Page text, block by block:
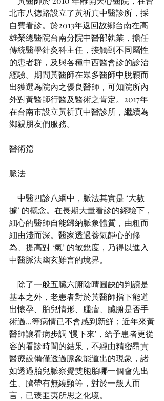
北市八德路設立了黃祈真中醫診所，採
自費看診。於2013年返回故鄉台南在高
雄榮總醫院台南分院中醫部執業，擔任
傳統醫學針灸科主任，接觸到不同屬性
的患者群，及與各種中西醫會診的診治
經驗。期間黃醫師在眾多醫師中脫穎而
出獲選為院內之優良醫師，可知院所內
外對黃醫師行醫及醫術之肯定。2017年
在台南市設立黃祈真中醫診所，繼續為
鄉親朋友們服務。
醫術篇
脈法
據’ 的概念。在長期大量看診的經驗下，
細心的醫師自能歸納脈象體質，由粗而
細由淺而深。醫家透過養氣靜心的修
為、提高對 ‘氣’ 的敏銳度，乃得以進入
中醫脈法幽玄難言的境界。
基本之外，老患者對於黃醫師指下能道
出懷孕、胎兒情形、腫瘤、臟腑是否手
術過...等病情已不會感到新鮮；近年來黃
醫師讓看病步調 '慢下來'，給予患者更從
容的看診時間的結果，不經由精密昂貴
醫療設備僅透過脈象能道出的現象，諸
如透過胎兒脈察覺雙胞胎哪一個會先出
生、臍帶有無繞頸等，對於一般人而
言，已臻匪夷所思之化境。